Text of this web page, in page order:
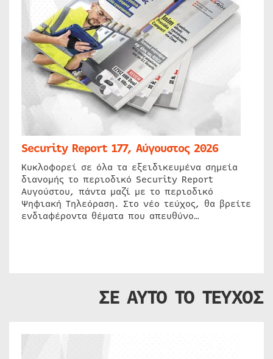
Security Report 177, Αύγουστος 2026
Κυκλοφορεί σε όλα τα εξειδικευμένα σημεία
διανομής το περιοδικό Security Report
Αυγούστου, πάντα μαζί με το περιοδικό
Ψηφιακή Τηλεόραση. Στο νέο τεύχος, θα βρείτε
ενδιαφέροντα θέματα που απευθύνο…
ΣΕ ΑΥΤΟ ΤΟ ΤΕΥΧΟΣ